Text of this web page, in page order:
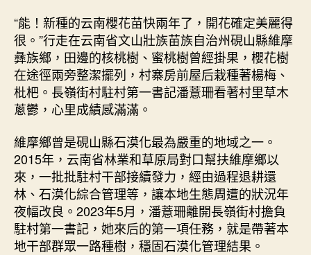
“能！新種的云南櫻花苗快兩年了，開花確定美麗得
很。”行走在云南省文山壯族苗族自治州硯山縣維摩
彝族鄉，田邊的核桃樹、蜜桃樹曾經掛果，櫻花樹
在途徑兩旁整潔擺列，村寨房前屋后栽種著楊梅、
枇杷。長嶺街村駐村第一書記潘薏珊看著村里草木
蔥鬱，心里成績感滿滿。
維摩鄉曾是硯山縣石漠化最為嚴重的地域之一。
2015年，云南省林業和草原局對口幫扶維摩鄉以
來，一批批駐村干部接續發力，經由過程退耕還
林、石漠化綜合管理等，讓本地生態周遭的狀況年
夜幅改良。2023年5月，潘薏珊離開長嶺街村擔負
駐村第一書記，她來后的第一項任務，就是帶著本
地干部群眾一路種樹，穩固石漠化管理結果。